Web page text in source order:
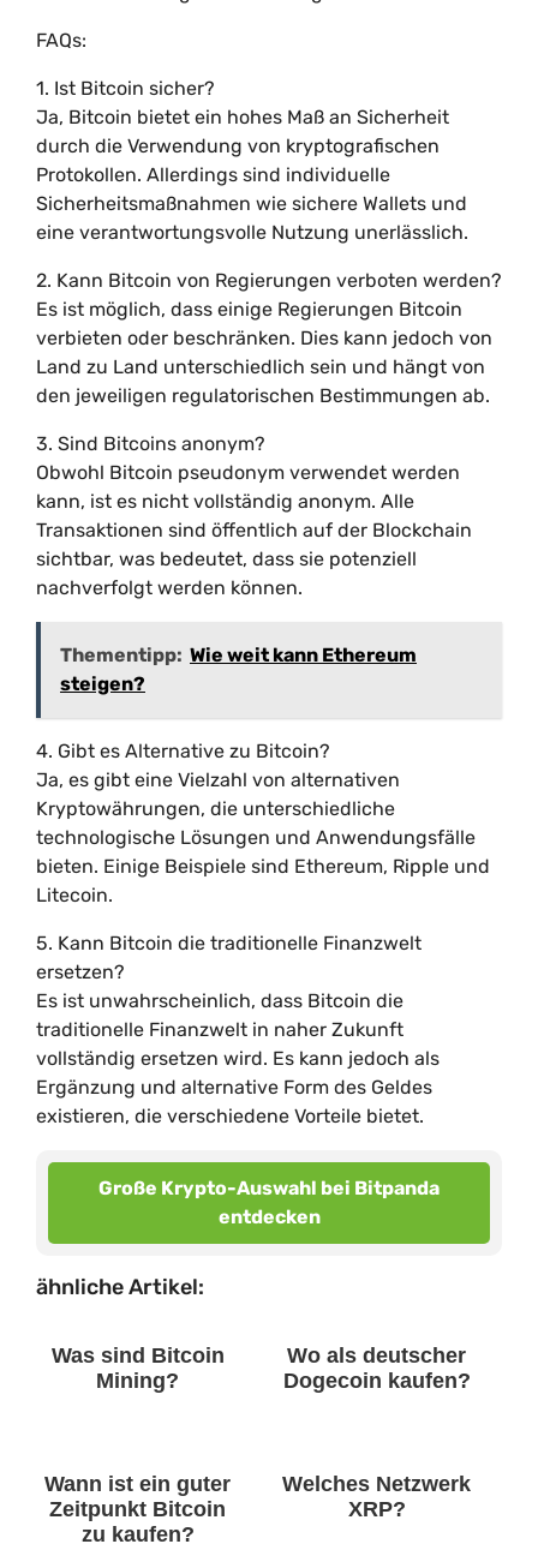
FAQs:
1. Ist Bitcoin sicher?
Ja, Bitcoin bietet ein hohes Maß an Sicherheit
durch die Verwendung von kryptografischen
Protokollen. Allerdings sind individuelle
Sicherheitsmaßnahmen wie sichere Wallets und
eine verantwortungsvolle Nutzung unerlässlich.
2. Kann Bitcoin von Regierungen verboten werden?
Es ist möglich, dass einige Regierungen Bitcoin
verbieten oder beschränken. Dies kann jedoch von
Land zu Land unterschiedlich sein und hängt von
den jeweiligen regulatorischen Bestimmungen ab.
3. Sind Bitcoins anonym?
Obwohl Bitcoin pseudonym verwendet werden
kann, ist es nicht vollständig anonym. Alle
Transaktionen sind öffentlich auf der Blockchain
sichtbar, was bedeutet, dass sie potenziell
nachverfolgt werden können.
Thementipp: Wie weit kann Ethereum
steigen?
4. Gibt es Alternative zu Bitcoin?
Ja, es gibt eine Vielzahl von alternativen
Kryptowährungen, die unterschiedliche
technologische Lösungen und Anwendungsfälle
bieten. Einige Beispiele sind Ethereum, Ripple und
Litecoin.
5. Kann Bitcoin die traditionelle Finanzwelt
ersetzen?
Es ist unwahrscheinlich, dass Bitcoin die
traditionelle Finanzwelt in naher Zukunft
vollständig ersetzen wird. Es kann jedoch als
Ergänzung und alternative Form des Geldes
existieren, die verschiedene Vorteile bietet.
Große Krypto-Auswahl bei Bitpanda
entdecken
ähnliche Artikel:
Was sind Bitcoin
Mining?
Wo als deutscher
Dogecoin kaufen?
Wann ist ein guter
Zeitpunkt Bitcoin
zu kaufen?
Welches Netzwerk
XRP?